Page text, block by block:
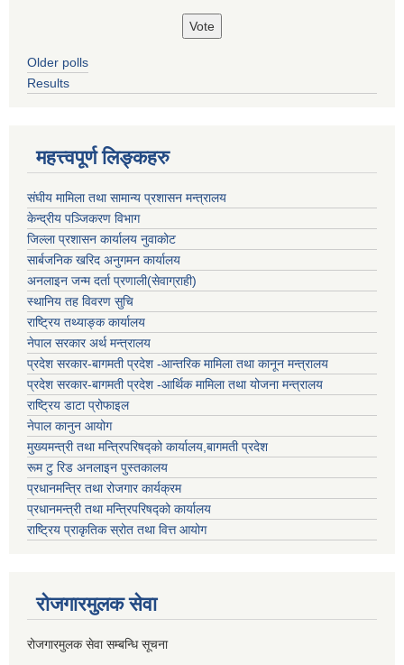
Older polls
Results
महत्त्वपूर्ण लिङ्कहरु
संघीय मामिला तथा सामान्य प्रशासन मन्त्रालय
केन्द्रीय पञ्जिकरण विभाग
जिल्ला प्रशासन कार्यालय नुवाकोट
सार्बजनिक खरिद अनुगमन कार्यालय
अनलाइन जन्म दर्ता प्रणाली(सेवाग्राही)
स्थानिय तह विवरण सुचि
राष्ट्रिय तथ्याङ्क कार्यालय
नेपाल सरकार अर्थ मन्त्रालय
प्रदेश सरकार-बागमती प्रदेश -आन्तरिक मामिला तथा कानून मन्त्रालय
प्रदेश सरकार-बागमती प्रदेश -आर्थिक मामिला तथा योजना मन्त्रालय
राष्ट्रिय डाटा प्रोफाइल
नेपाल कानुन आयोग
मुख्यमन्त्री तथा मन्त्रिपरिषद्को कार्यालय,बागमती प्रदेश
रूम टु रिड अनलाइन पुस्तकालय
प्रधानमन्त्रि तथा रोजगार कार्यक्रम
प्रधानमन्त्री तथा मन्त्रिपरिषद्को कार्यालय
राष्ट्रिय प्राकृतिक स्रोत तथा वित्त आयोग
रोजगारमुलक सेवा
रोजगारमुलक सेवा सम्बन्धि सूचना